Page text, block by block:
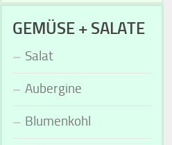
GEMÜSE + SALATE
Salat
Aubergine
Blumenkohl